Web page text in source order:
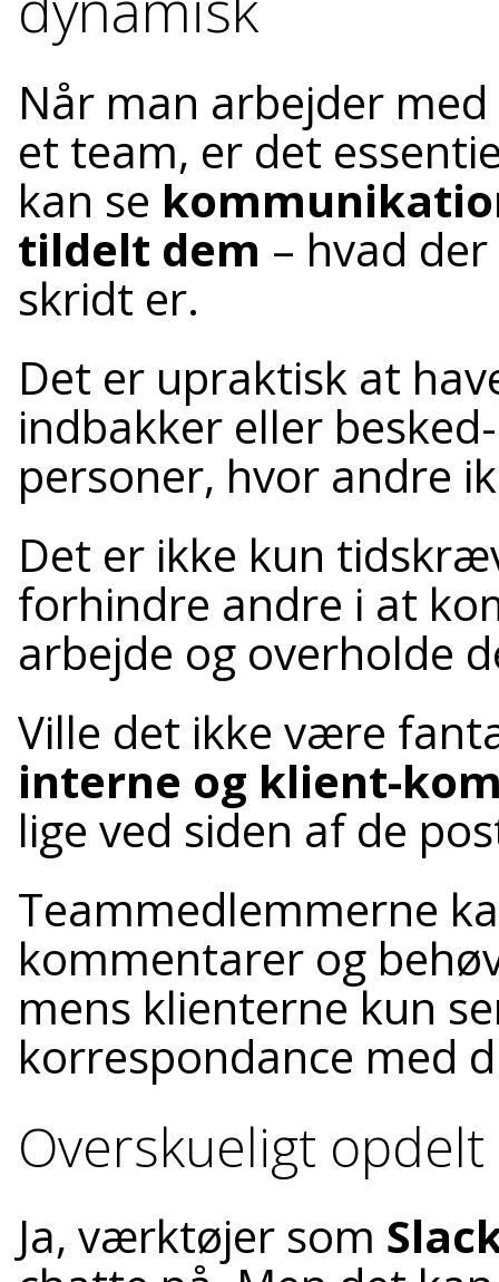
Når man arbejder
et team, er det
kan se
tildelt dem – hvad
skridt er.
Det er upraktisk at
indbakker eller
personer, hvor andre
Det er ikke kun
forhindre andre i at
arbejde og overholde
Ville det ikke være
interne og klient-
lige ved siden af de
Teammedlemmerne
kommentarer og
mens klienterne kun
korrespondance med
Overskueligt
Ja, værktøjer som